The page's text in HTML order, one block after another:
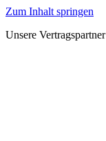
Zum Inhalt springen
Unsere Vertragspartner